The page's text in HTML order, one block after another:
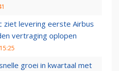
ziet levering eerste Airbus
vertraging oplopen
groei in kwartaal met